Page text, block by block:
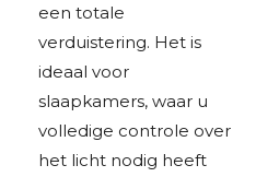
een totale
verduistering. Het is
ideaal voor
slaapkamers, waar u
volledige controle over
het licht nodig heeft